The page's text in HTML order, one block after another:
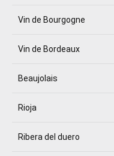
Vin de Bourgogne
Vin de Bordeaux
Beaujolais
Rioja
Ribera del duero